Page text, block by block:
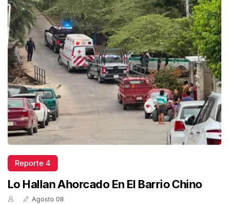
Reporte 4
Lo Hallan Ahorcado En El Barrio Chino
Agosto 08